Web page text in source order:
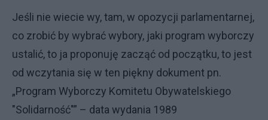
Jeśli nie wiecie wy, tam, w opozycji parlamentarnej,
co zrobić by wybrać wybory, jaki program wyborczy
ustalić, to ja proponuję zacząć od początku, to jest
od wczytania się w ten piękny dokument pn.
„Program Wyborczy Komitetu Obywatelskiego
"Solidarność"” – data wydania 1989